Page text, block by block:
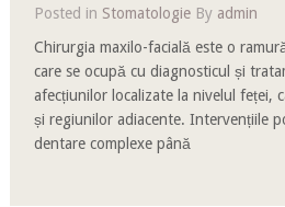
Posted in StomatologieBy admin
Chirurgia maxilo-facială este o
care se ocupă cu diagnosticul și
afecțiunilor localizate la nivelul feței,
și regiunilor adiacente. Intervențiile
dentare complexe până